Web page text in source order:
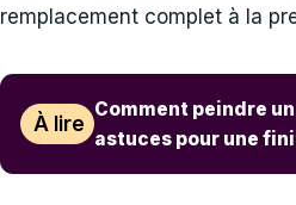
remplacement complet à la
À lire
Comment peindre un
astuces pour une